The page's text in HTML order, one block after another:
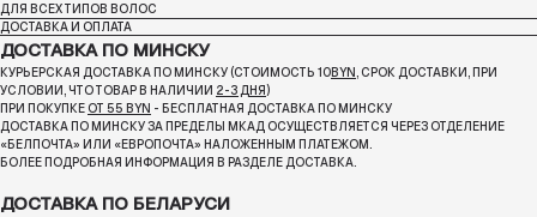
ДЛЯ ВСЕХ ТИПОВ ВОЛОС
ДОСТАВКА И ОПЛАТА
ДОСТАВКА ПО МИНСКУ
КУРЬЕРСКАЯ ДОСТАВКА ПО МИНСКУ (СТОИМОСТЬ 10BYN, СРОК ДОСТАВКИ, ПРИ
УСЛОВИИ, ЧТО ТОВАР В НАЛИЧИИ 2-3 ДНЯ )
ПРИ ПОКУПКЕ ОТ 55 BYN - БЕСПЛАТНАЯ ДОСТАВКА ПО МИНСКУ
ДОСТАВКА ПО МИНСКУ ЗА ПРЕДЕЛЫ МКАД ОСУЩЕСТВЛЯЕТСЯ ЧЕРЕЗ ОТДЕЛЕНИЕ
«БЕЛПОЧТА» ИЛИ «ЕВРОПОЧТА» НАЛОЖЕННЫМ ПЛАТЕЖОМ.
БОЛЕЕ ПОДРОБНАЯ ИНФОРМАЦИЯ В РАЗДЕЛЕ ДОСТАВКА.
ДОСТАВКА ПО БЕЛАРУСИ